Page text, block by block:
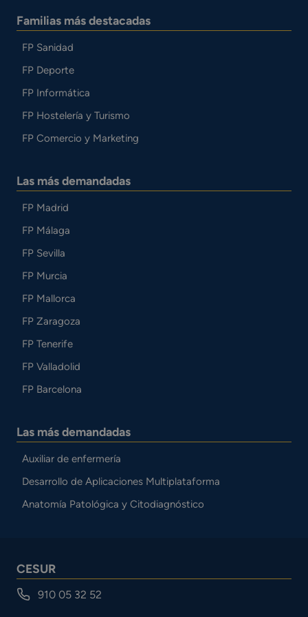
Familias más destacadas
FP Sanidad
FP Deporte
FP Informática
FP Hostelería y Turismo
FP Comercio y Marketing
Las más demandadas
FP Madrid
FP Málaga
FP Sevilla
FP Murcia
FP Mallorca
FP Zaragoza
FP Tenerife
FP Valladolid
FP Barcelona
Las más demandadas
Auxiliar de enfermería
Desarrollo de Aplicaciones Multiplataforma
Anatomía Patológica y Citodiagnóstico
CESUR
910 05 32 52